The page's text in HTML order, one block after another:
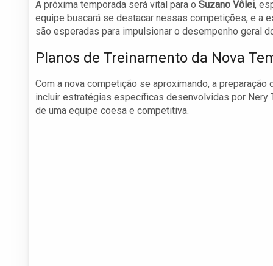
A próxima temporada será vital para o Suzano Vôlei,
equipe buscará se destacar nessas competições, e a
são esperadas para impulsionar o desempenho geral
Planos de Treinamento da Nova
Com a nova competição se aproximando, a preparação
incluir estratégias específicas desenvolvidas por Nery
de uma equipe coesa e competitiva.